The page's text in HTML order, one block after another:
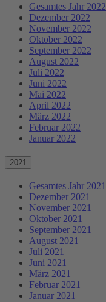
Gesamtes Jahr 2022
Dezember 2022
November 2022
Oktober 2022
September 2022
August 2022
Juli 2022
Juni 2022
Mai 2022
April 2022
März 2022
Februar 2022
Januar 2022
2021
Gesamtes Jahr 2021
Dezember 2021
November 2021
Oktober 2021
September 2021
August 2021
Juli 2021
Juni 2021
März 2021
Februar 2021
Januar 2021